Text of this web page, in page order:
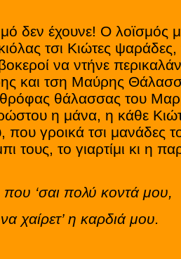
δεν έχουνε! Ο λοϊσμός
τσι Κιώτες ψαράδες,
να ντήνε
και τση Μαύρης
θάλασσας του
η μάνα, η κάθε
γροικά τσι μανάδες
τους, το γιαρτίμι κι η
‘σαι πολύ κοντά μου,
χαίρετ’ η καρδιά μου.